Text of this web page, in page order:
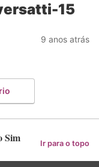
15
9 anos atrás
Sim Ir para o topo